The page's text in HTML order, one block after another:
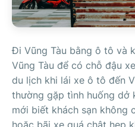
Đi Vũng Tàu bằng ô tô và
Vũng Tàu để có chỗ đậu
du lịch khi lái xe ô tô đến
thường gặp tình huống dở
mới biết khách sạn không